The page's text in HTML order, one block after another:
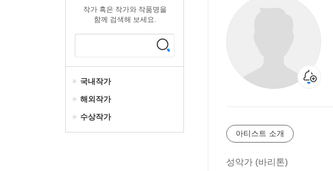
작가 혹은 작가와 작품명을
함께 검색해 보세요.
국내작가
해외작가
수상작가
아티스트 소개
성악가 (바리톤)